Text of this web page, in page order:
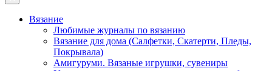
Вязание
Любимые журналы по вязанию
Вязание для дома (Салфетки, Скатерти, Пледы,
Покрывала)
Амигуруми. Вязаные игрушки, сувениры